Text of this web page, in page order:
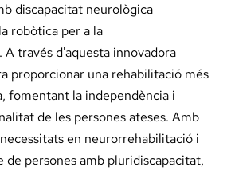
discapacitat neurològica
robòtica per a la
través d'aquesta innovadora
proporcionar una rehabilitació més
fomentant la independència i
de les persones ateses. Amb
en neurorrehabilitació i
persones amb pluridiscapacitat,